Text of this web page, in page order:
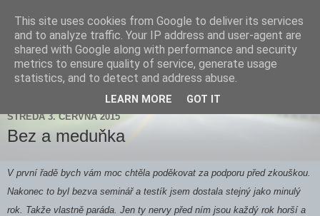
Zdenička
STŘEDA 3. ČERVNA 2015
Bez a meduňka
V první řadě bych vám moc chtěla poděkovat za podporu před zkouškou.
Nakonec to byl bezva seminář a testík jsem dostala stejný jako minulý
rok. Takže vlastně paráda. Jen ty nervy před ním jsou každý rok horší a
This site uses cookies from Google to deliver its services
and to analyze traffic. Your IP address and user-agent are
shared with Google along with performance and security
metrics to ensure quality of service, generate usage
statistics, and to detect and address abuse.
LEARN MORE GOT IT